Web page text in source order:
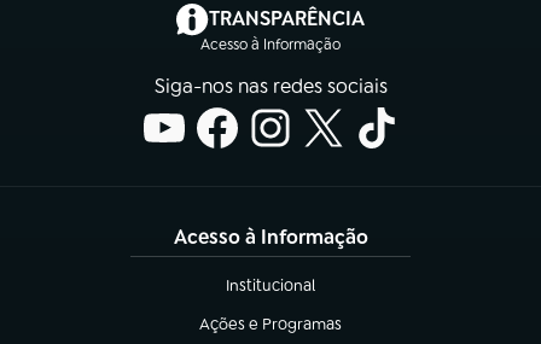
TRANSPARÊNCIA
Acesso à Informação
(abre em nova aba)
Siga-nos nas redes sociais
Acesso à Informação
Institucional
(abre em nova aba)
Ações e Programas
(abre em nova aba)